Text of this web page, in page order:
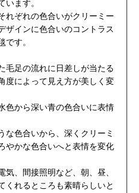
います。
れぞれの色合いがクリーミー
ザインに色合いのコントラス
です。
毛足の流れに日差しが当たる
度によって見え方が美しく変
色から深い青の色合いに表情
な色合いから、深くクリーミ
やかな色合いへと表情を変化
気、間接照明など、朝、昼、
くれるところも素晴らしいと